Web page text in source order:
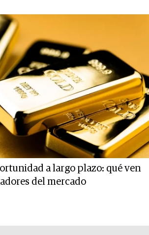
a largo plazo: qué ven
del mercado